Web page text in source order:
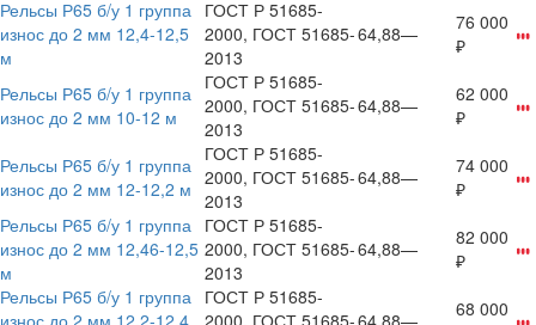
Рельсы Р65 б/у 1 группа
износ до 2 мм 12,4-12,5
м
ГОСТ Р 51685-
2000, ГОСТ 51685-
2013
64,88—
76 000
₽
Рельсы Р65 б/у 1 группа
износ до 2 мм 10-12 м
ГОСТ Р 51685-
2000, ГОСТ 51685-
2013
64,88—
62 000
₽
Рельсы Р65 б/у 1 группа
износ до 2 мм 12-12,2 м
ГОСТ Р 51685-
2000, ГОСТ 51685-
2013
64,88—
74 000
₽
Рельсы Р65 б/у 1 группа
износ до 2 мм 12,46-12,5
м
ГОСТ Р 51685-
2000, ГОСТ 51685-
2013
64,88—
82 000
₽
Рельсы Р65 б/у 1 группа ГОСТ Р 51685-
68 000